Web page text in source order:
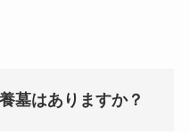
墓はありますか？